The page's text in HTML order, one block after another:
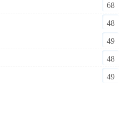
68
48
49
48
49